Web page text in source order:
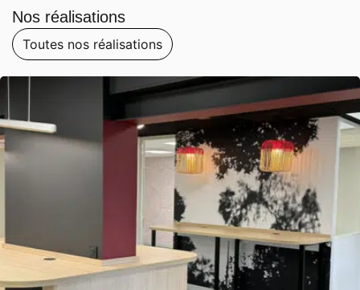
Nos réalisations
Toutes nos réalisations